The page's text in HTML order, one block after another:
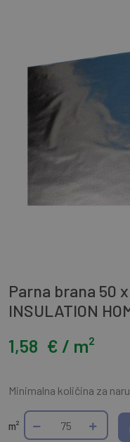
Parna brana 50
INSULATION
1,58 € / m²
Minimalna količina za
m²